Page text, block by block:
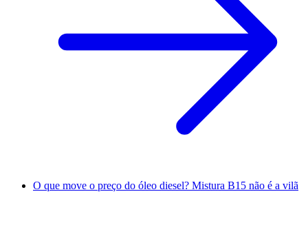
O que move o preço do óleo diesel? Mistura B15 não é a vilã